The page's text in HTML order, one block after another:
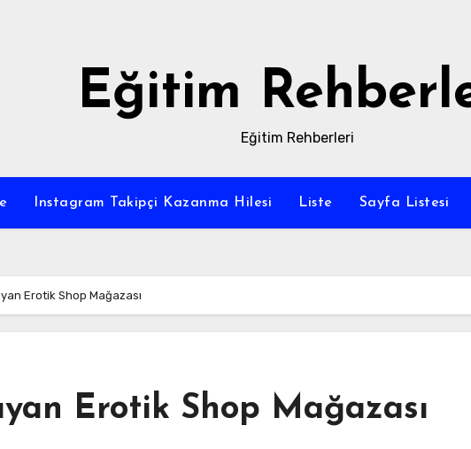
Eğitim
Eğitim Rehberleri
Instagram Takipçi Kazanma Hilesi Liste Sayfa Listesi
Erotik Shop Mağazası
Erotik Shop Mağazası